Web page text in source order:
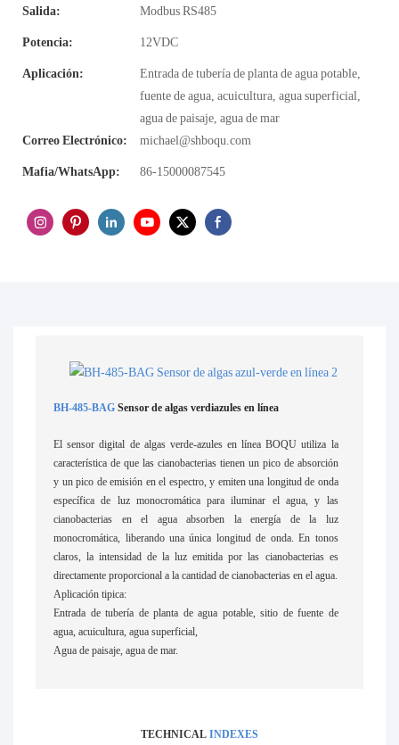
Salida: Modbus RS485
Potencia: 12VDC
Aplicación:
Entrada de tubería de planta de agua potable,
fuente de agua, acuicultura, agua superficial,
agua de paisaje, agua de mar
Correo Electrónico:
michael@shboqu.com
Mafia/WhatsApp: 86-15000087545
BH-485-BAGSensor de algas verdiazules en línea
El sensor digital de algas verde-azules en línea BOQU utiliza la
característica de que las cianobacterias tienen un pico de absorción
y un pico de emisión en el espectro, y emiten una longitud de onda
específica de luz monocromática para iluminar el agua, y las
cianobacterias en el agua absorben la energía de la luz
monocromática, liberando una única longitud de onda. En tonos
claros, la intensidad de la luz emitida por las cianobacterias es
directamente proporcional a la cantidad de cianobacterias en el agua.
Aplicación tipica:
Entrada de tubería de planta de agua potable, sitio de fuente de
agua, acuicultura, agua superficial,
Agua de paisaje, agua de mar.
TECHNICAL INDEXES